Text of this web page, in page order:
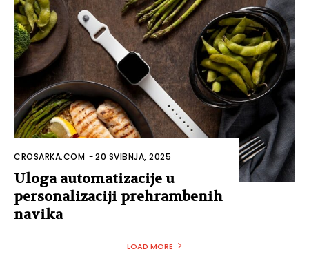
CROSARKA.COM -20 SVIBNJA, 2025
Uloga automatizacije u
personalizaciji prehrambenih
navika
LOAD MORE